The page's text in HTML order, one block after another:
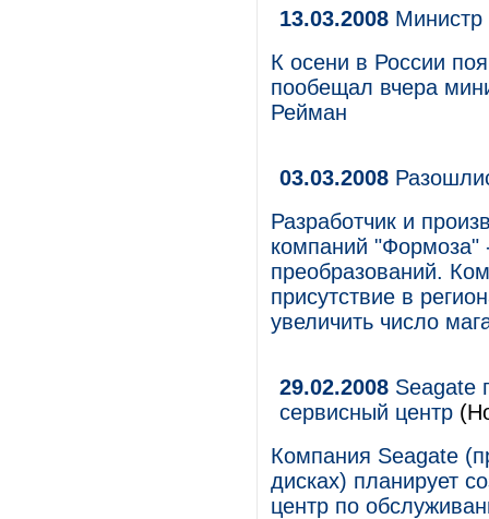
13.03.2008 Министр
К осени в России
пообещал вчера
Рейман
03.03.2008
Разработчик и
компаний "Формоза"
преобразований.
присутствие в
увеличить число
29.02.2008 Seagate
сервисный центр
Компания Seagate
дисках) планирует
центр по